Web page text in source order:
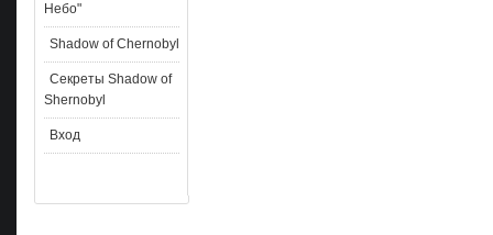
Небо"
Shadow of Chernobyl
Секреты Shadow of
Shernobyl
Вход